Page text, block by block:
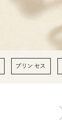
プリンセス